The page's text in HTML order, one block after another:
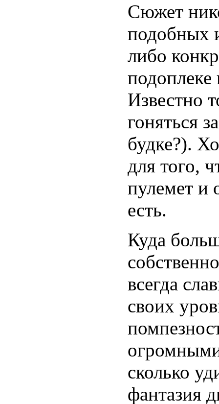
Сюжет
подобных
либо
подоплеке
Известно
гоняться
будке?).
для того,
пулемет и
есть.
Куда
всегда
своих
сколько
фантазия